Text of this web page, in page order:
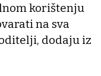
korištenju
na sva
dodaju iz